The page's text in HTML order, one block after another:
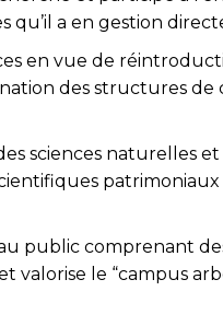
qu’il a en gestion
en vue de
des structures de
sciences naturelles et
patrimoniaux
public comprenant
valorise le “campus